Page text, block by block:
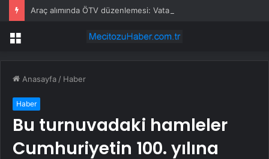
Menü
Anasayfa / Haber
Haber
Bu turnuvadaki hamleler
Cumhuriyetin 100. yılına